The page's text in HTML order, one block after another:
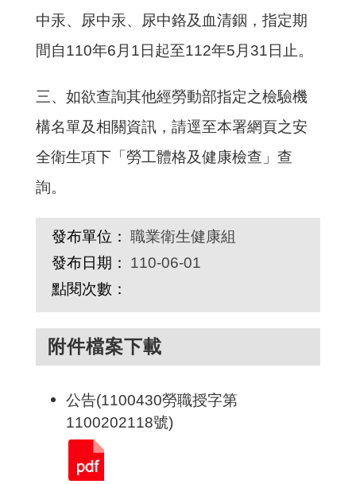
中汞、尿中汞、尿中鉻及血清銦，指定期
間自110年6月 1 日起至112年5月 31 日止。
三、如欲查詢其他經勞動部指定之檢驗機
構名單及相關資訊，請逕至本署網頁之安
全衛生項下「勞工體格及健康檢查」查
詢。
發布單位： 職業衛生健康組
發布日期：
110-06-01
點閱次數：
附件檔案下載
公告(1100430勞職授字第
1100202118號)